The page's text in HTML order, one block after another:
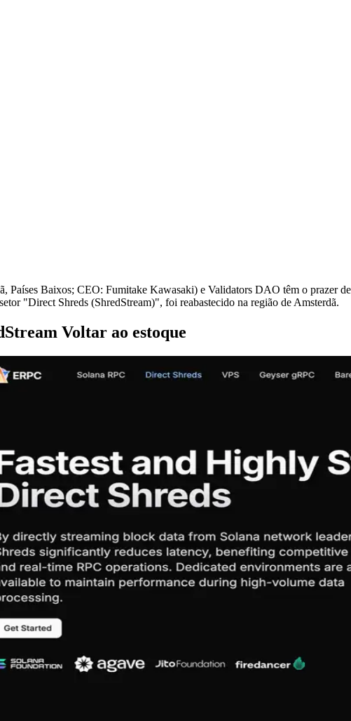
Baixos; CEO: Fumitake Kawasaki) e Validators DAO têm o prazer
"Direct Shreds (ShredStream)", foi reabastecido na região de Amsterdã.
Voltar ao estoque